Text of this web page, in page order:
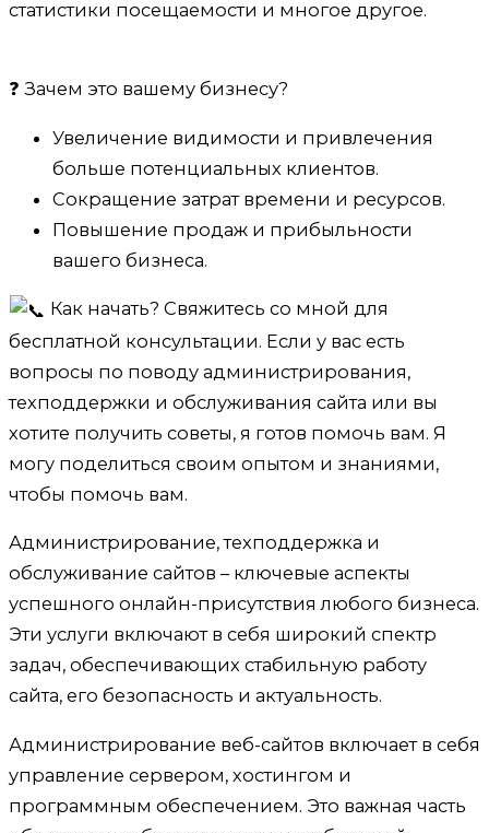
статистики посещаемости и многое другое.
❓ Зачем это вашему бизнесу?
Увеличение видимости и привлечения
больше потенциальных клиентов.
Сокращение затрат времени и ресурсов.
Повышение продаж и прибыльности
вашего бизнеса.
Как начать? Свяжитесь со мной для
бесплатной консультации. Если у вас есть
вопросы по поводу администрирования,
техподдержки и обслуживания сайта или вы
хотите получить советы, я готов помочь вам. Я
могу поделиться своим опытом и знаниями,
чтобы помочь вам.
Администрирование, техподдержка и
обслуживание сайтов – ключевые аспекты
успешного онлайн-присутствия любого бизнеса.
Эти услуги включают в себя широкий спектр
задач, обеспечивающих стабильную работу
сайта, его безопасность и актуальность.
Администрирование веб-сайтов включает в себя
управление сервером, хостингом и
программным обеспечением. Это важная часть